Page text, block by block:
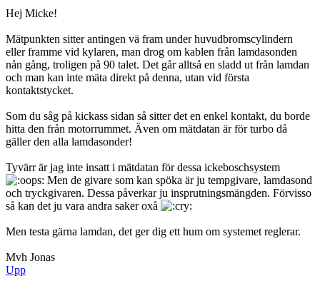
Hej Micke!
Mätpunkten sitter antingen vä fram under huvudbromscylindern
eller framme vid kylaren, man drog om kablen från lamdasonden
nån gång, troligen på 90 talet. Det går alltså en sladd ut från lamdan
och man kan inte mäta direkt på denna, utan vid första
kontaktstycket.
Som du såg på kickass sidan så sitter det en enkel kontakt, du borde
hitta den från motorrummet. Även om mätdatan är för turbo då
gäller den alla lamdasonder!
Tyvärr är jag inte insatt i mätdatan för dessa ickeboschsystem
Men de givare som kan spöka är ju tempgivare, lamdasond
och tryckgivaren. Dessa påverkar ju insprutningsmängden. Förvisso
så kan det ju vara andra saker oxå
Men testa gärna lamdan, det ger dig ett hum om systemet reglerar.
Mvh Jonas
Upp